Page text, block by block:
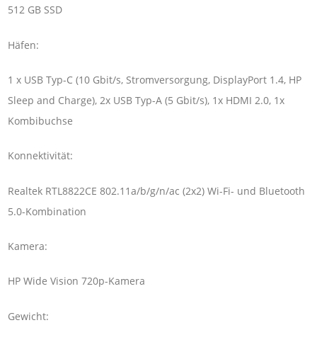
512 GB SSD
Häfen:
1 x USB Typ-C (10 Gbit/s, Stromversorgung, DisplayPort 1.4, HP
Sleep and Charge), 2x USB Typ-A (5 Gbit/s), 1x HDMI 2.0, 1x
Kombibuchse
Konnektivität:
Realtek RTL8822CE 802.11a/b/g/n/ac (2x2) Wi-Fi- und Bluetooth
5.0-Kombination
Kamera:
HP Wide Vision 720p-Kamera
Gewicht: